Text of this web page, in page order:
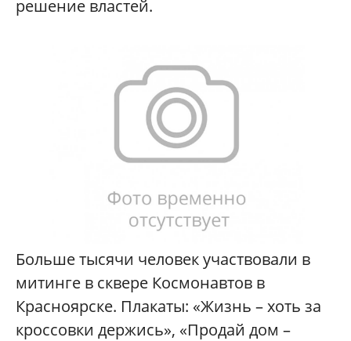
решение властей.
Больше тысячи человек участвовали в
митинге в сквере Космонавтов в
Красноярске. Плакаты: «Жизнь – хоть за
кроссовки держись», «Продай дом –